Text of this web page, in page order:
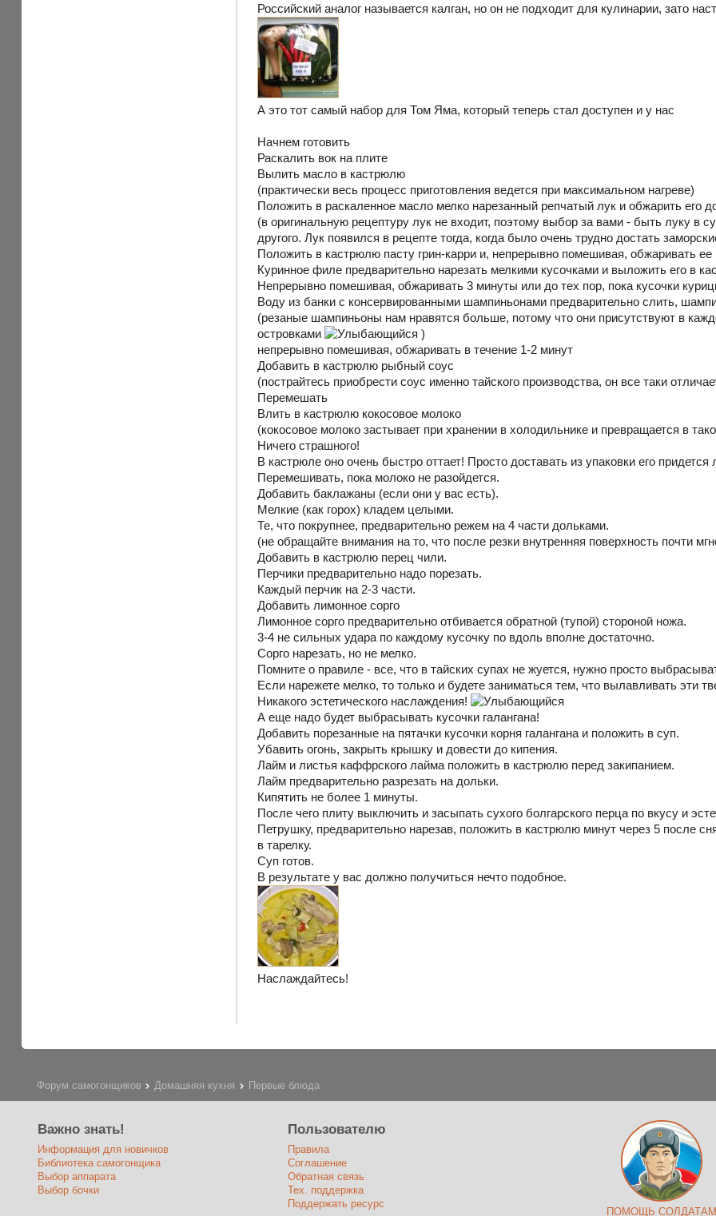
Российский аналог называется калган, но он не подходит для кулинарии, зато
А это тот самый набор для Том Яма, который теперь стал доступен и у нас
Начнем готовить
Раскалить вок на плите
Вылить масло в кастрюлю
(практически весь процесс приготовления ведется при максимальном нагреве)
Положить в раскаленное масло мелко нарезанный репчатый лук и обжарить его
(в оригинальную рецептуру лук не входит, поэтому выбор за вами - быть луку в
другого. Лук появился в рецепте тогда, когда было очень трудно достать
Положить в кастрюлю пасту грин-карри и, непрерывно помешивая, обжаривать
Куринное филе предварительно нарезать мелкими кусочками и выложить его в
Непрерывно помешивая, обжаривать 3 минуты или до тех пор, пока кусочки
Воду из банки с консервированными шампиньонами предварительно слить,
(резаные шампиньоны нам нравятся больше, потому что они присутствуют в
островками
)
непрерывно помешивая, обжаривать в течение 1-2 минут
Добавить в кастрюлю рыбный соус
(пострайтесь приобрести соус именно тайского производства, он все таки
Перемешать
Влить в кастрюлю кокосовое молоко
(кокосовое молоко застывает при хранении в холодильнике и превращается в
Ничего страшного!
В кастрюле оно очень быстро оттает! Просто доставать из упаковки его придется
Перемешивать, пока молоко не разойдется.
Добавить баклажаны (если они у вас есть).
Мелкие (как горох) кладем целыми.
Те, что покрупнее, предварительно режем на 4 части дольками.
(не обращайте внимания на то, что после резки внутренняя поверхность почти
Добавить в кастрюлю перец чили.
Перчики предварительно надо порезать.
Каждый перчик на 2-3 части.
Добавить лимонное сорго
Лимонное сорго предварительно отбивается обратной (тупой) стороной ножа.
3-4 не сильных удара по каждому кусочку по вдоль вполне достаточно.
Сорго нарезать, но не мелко.
Помните о правиле - все, что в тайских супах не жуется, нужно просто
Если нарежете мелко, то только и будете заниматься тем, что вылавливать эти
Никакого эстетического наслаждения!
А еще надо будет выбрасывать кусочки галангана!
Добавить порезанные на пятачки кусочки корня галангана и положить в суп.
Убавить огонь, закрыть крышку и довести до кипения.
Лайм и листья каффрского лайма положить в кастрюлю перед закипанием.
Лайм предварительно разрезать на дольки.
Кипятить не более 1 минуты.
После чего плиту выключить и засыпать сухого болгарского перца по вкусу и
Петрушку, предварительно нарезав, положить в кастрюлю минут через 5 после
в тарелку.
Суп готов.
В результате у вас должно получиться нечто подобное.
Наслаждайтесь!
Форум самогонщиков Домашняя кухня Первые блюда
Важно знать!
Информация для новичков
Библиотека самогонщика
Выбор аппарата
Выбор бочки
Пользователю
Правила
Соглашение
Обратная связь
Тех. поддержка
Поддержать ресурс
ПОМОЩЬ